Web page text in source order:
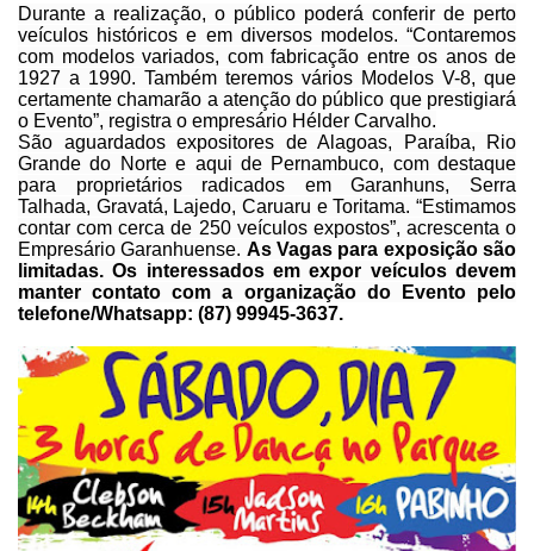
Durante a realização, o público poderá conferir de perto
veículos históricos e em diversos modelos. “Contaremos
com modelosvariados, com fabricação entre os anos de
1927 a 1990. Também teremos vários Modelos V-8, que
certamente chamarão a atenção do público que prestigiará
o Evento”, registra o empresário Hélder Carvalho.
São aguardados expositores de Alagoas, Paraíba, Rio
Grande do Norte e aqui de Pernambuco, com destaque
para proprietários radicados em Garanhuns, Serra
Talhada, Gravatá, Lajedo, Caruaru e Toritama. “Estimamos
contar com cerca de 250 veículos expostos”, acrescenta o
Empresário Garanhuense. As Vagas para exposição são
limitadas. Os interessados em expor veículos devem
manter contato com a organização do Eventopelo
telefone/Whatsapp: (87) 99945-3637.